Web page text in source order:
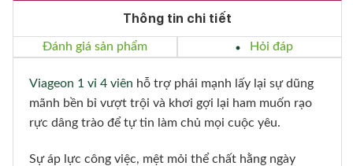
Thông tin chi tiết
Đánh giá sản phẩm Hỏi đáp
Viageon 1 vỉ 4 viên hỗ trợ phái mạnh lấy lại sự dũng
mãnh bền bỉ vượt trội và khơi gợi lại ham muốn rạo
rực dâng trào để tự tin làm chủ mọi cuộc yêu.
Sự áp lực công việc, mệt mỏi thể chất hằng ngày